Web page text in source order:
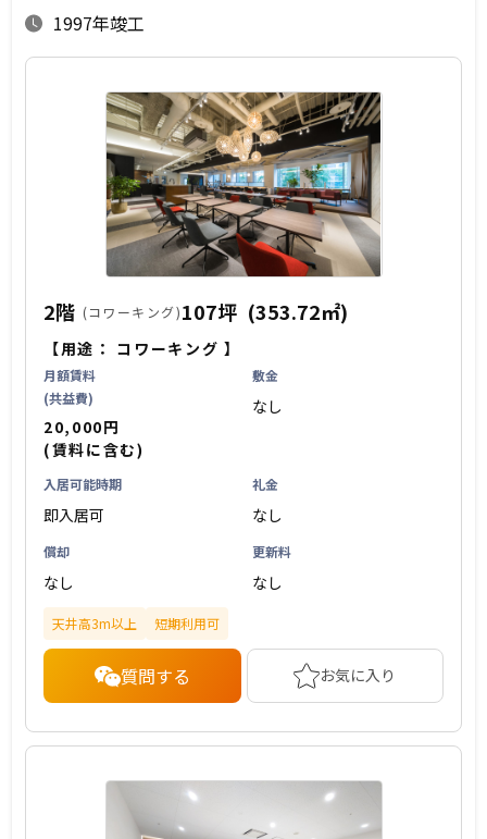
1997年竣工
2階 (コワーキング)107坪 (353.72㎡)
【用途： コワーキング 】
月額賃料
(共益費)
20,000円
(賃料に含む)
敷金
なし
入居可能時期
即入居可
礼金
なし
償却
なし
更新料
なし
天井高3m以上 短期利用可
質問する お気に入り